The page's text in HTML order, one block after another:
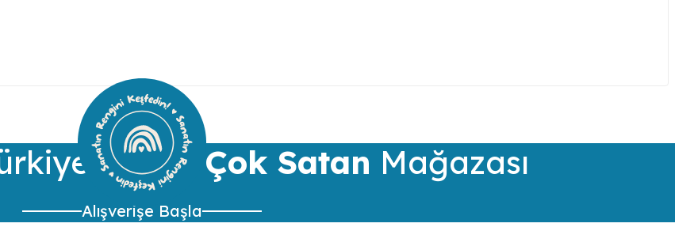
Bu ürüne ilk yorumu siz yapın!
Yorum YazEn Çok Satan Mağazası
Alışverişe Başla